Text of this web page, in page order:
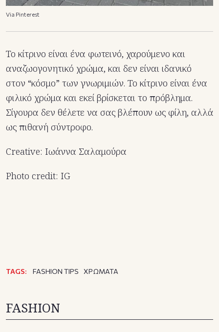
Via Pinterest
Το κίτρινο είναι ένα φωτεινό, χαρούμενο και
αναζωογονητικό χρώμα, και δεν είναι ιδανικό
στον “κόσμο” των γνωριμιών. Το κίτρινο είναι ένα
φιλικό χρώμα και εκεί βρίσκεται το πρόβλημα.
Σίγουρα δεν θέλετε να σας βλέπουν ως φίλη, αλλά
ως πιθανή σύντροφο.
Creative: Ιωάννα Σαλαμούρα
Photo credit: IG
TAGS: FASHION TIPS ΧΡΩΜΑΤΑ
FASHION